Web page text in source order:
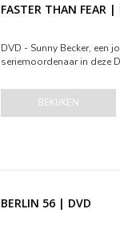
FASTER THAN FEAR |
DVD - Sunny Becker, een
seriemoordenaar in deze
BEKIJKEN
BERLIN 56 | DVD